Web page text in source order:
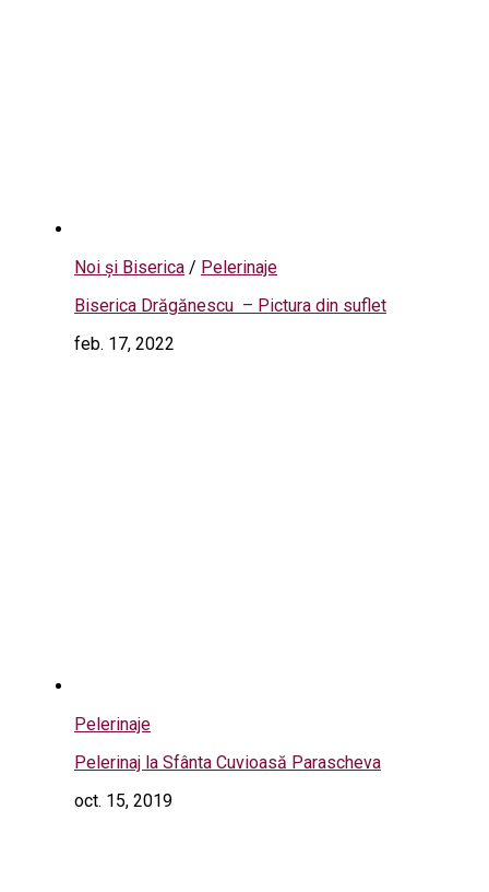
Noi și Biserica / Pelerinaje
Biserica Drăgănescu – Pictura din suflet
feb. 17, 2022
Pelerinaje
Pelerinaj la Sfânta Cuvioasă Parascheva
oct. 15, 2019